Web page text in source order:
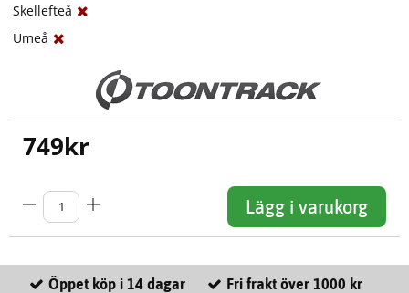
Skellefteå
Umeå
749kr
Lägg i varukorg
Öppet köp i 14 dagar
Fri frakt över 1000 kr